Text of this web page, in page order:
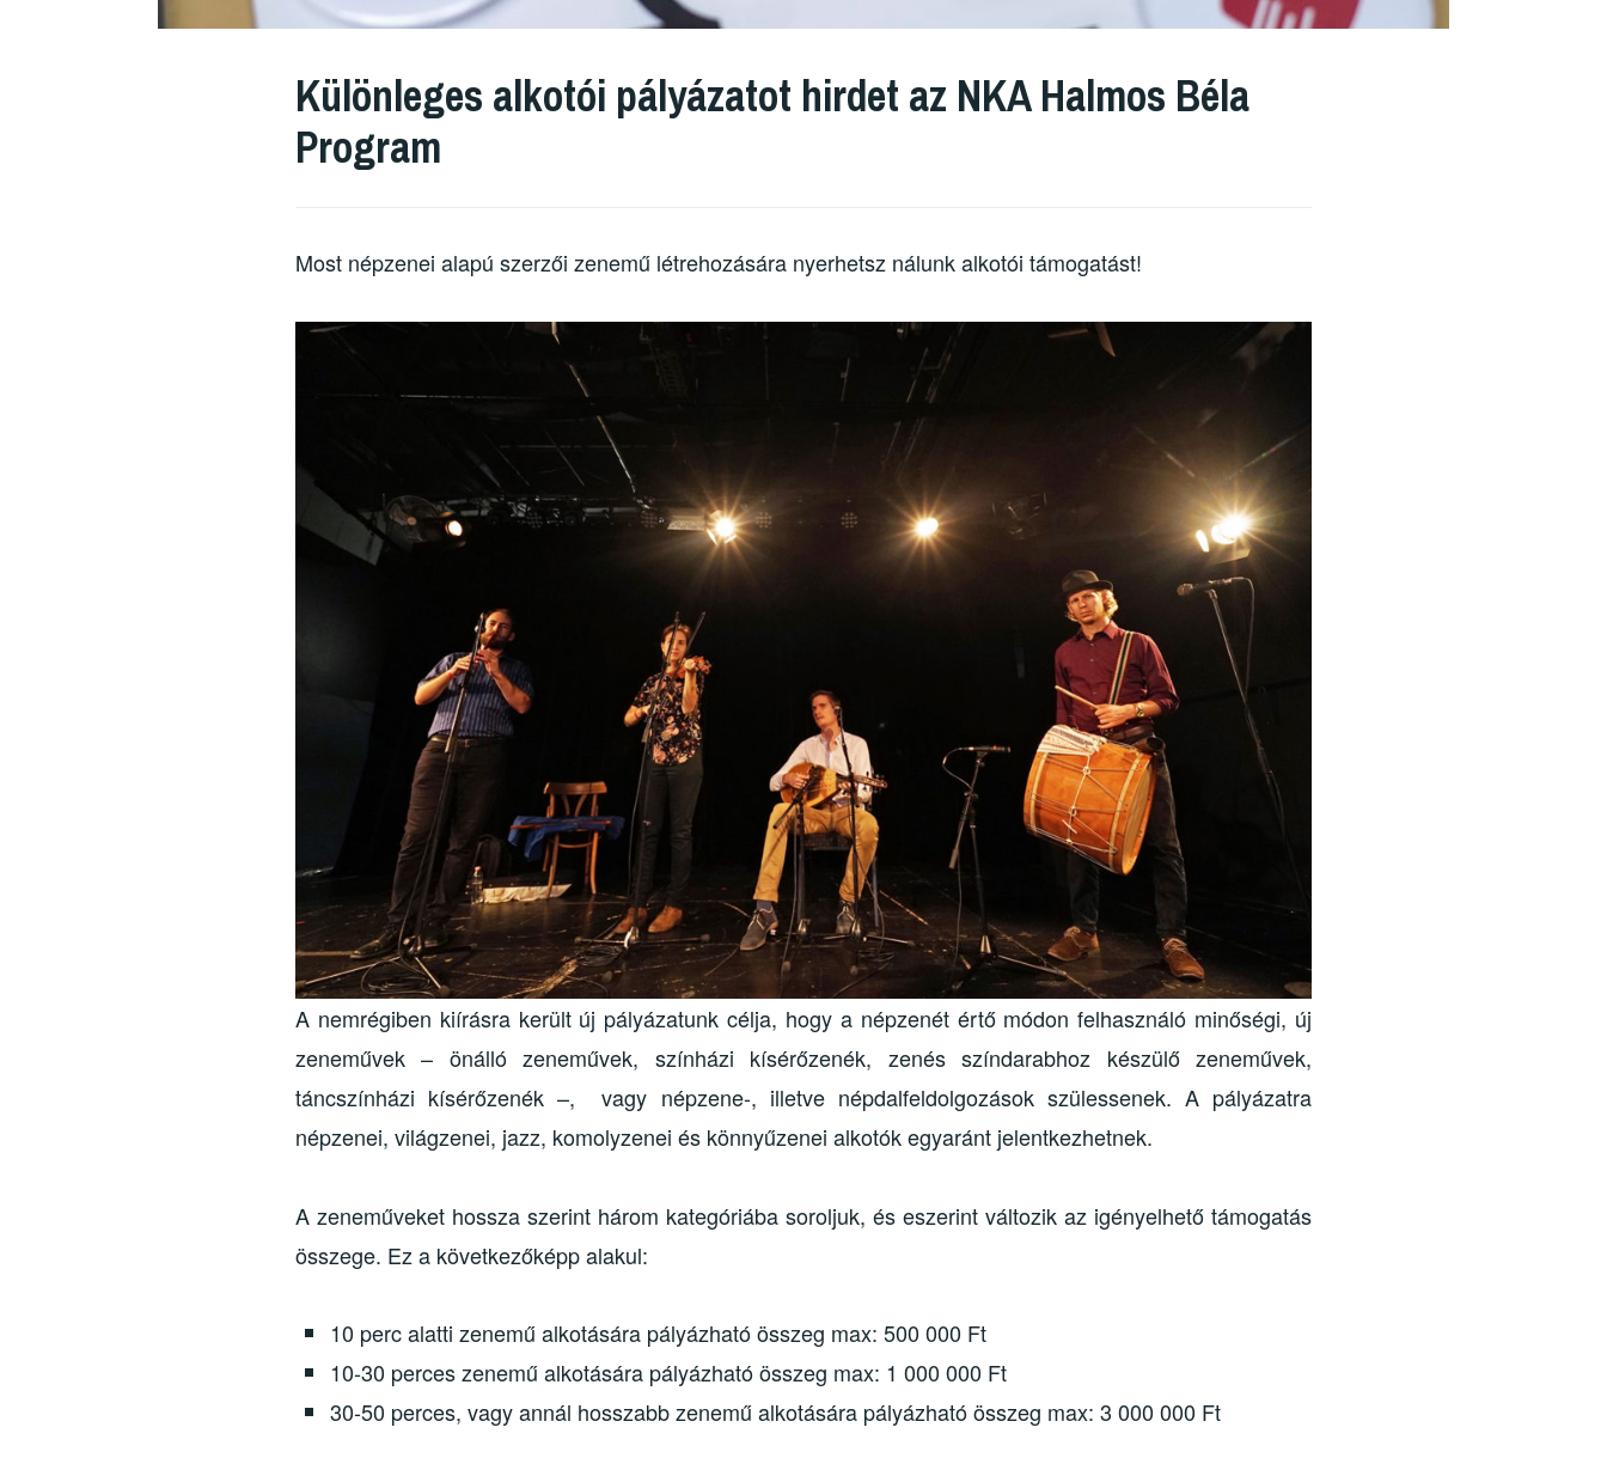
Különleges alkotói pályázatot hirdet az NKA Halmos Béla
Program
Most népzenei alapú szerzői zenemű létrehozására nyerhetsz nálunk alkotói támogatást!
A nemrégiben kiírásra került új pályázatunk célja, hogy a népzenét értő módon felhasználó minőségi, új
zeneművek – önálló zeneművek, színházi kísérőzenék, zenés színdarabhoz készülő zeneművek,
táncszínházi kísérőzenék –, vagy népzene-, illetve népdalfeldolgozások szülessenek. A pályázatra
népzenei, világzenei, jazz, komolyzenei és könnyűzenei alkotók egyaránt jelentkezhetnek.
A zeneműveket hossza szerint három kategóriába soroljuk, és eszerint változik az igényelhető támogatás
összege. Ez a következőképp alakul:
10 perc alatti zenemű alkotására pályázható összeg max: 500 000 Ft
10-30 perces zenemű alkotására pályázható összeg max: 1 000 000 Ft
30-50 perces, vagy annál hosszabb zenemű alkotására pályázható összeg max: 3 000 000 Ft